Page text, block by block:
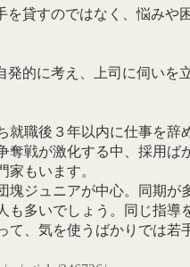
を貸すのではなく、悩み
発的に考え、上司に伺い
就職後３年以内に仕事を辞
奪戦が激化する中、採用ば
家もいます。
ジュニアが中心。同期が
も多いでしょう。同じ指導
て、気を使うばかりでは若